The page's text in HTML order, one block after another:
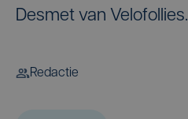
Desmet van Velofollies.
Redactie